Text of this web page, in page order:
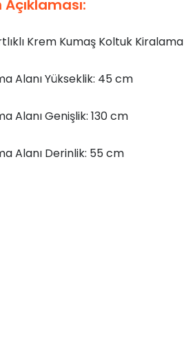
Açıklaması:
Krem Kumaş Koltuk Kiralama
Alanı Yükseklik: 45 cm
Alanı Genişlik: 130 cm
Alanı Derinlik: 55 cm